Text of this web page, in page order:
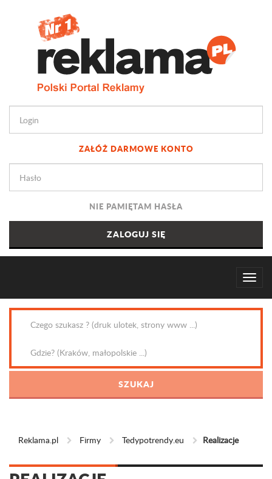
ZAŁÓŻ DARMOWE KONTO
NIE PAMIĘTAM HASŁA
Reklama.pl Firmy Tedypotrendy.eu Realizacje